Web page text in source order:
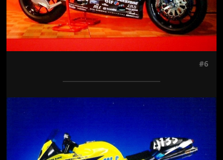
#6
Jön még kép!